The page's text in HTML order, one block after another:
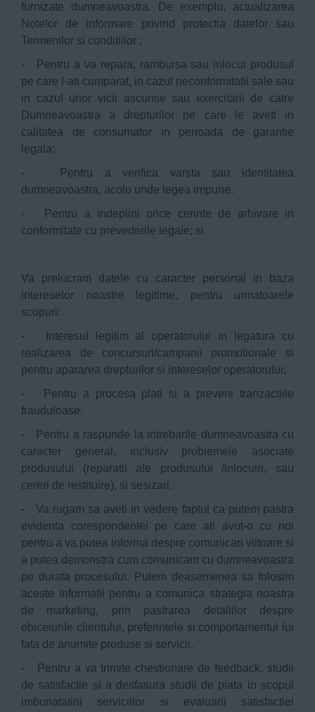
furnizate dumneavoastra. De exemplu, actualizarea
Notelor de informare privind protectia datelor sau
Termenilor si conditiilor ;
- Pentru a va repara, rambursa sau inlocui produsul
pe care l-ati cumparat, in cazul neconformitatii sale sau
in cazul unor vicii ascunse sau exercitarii de catre
Dumneavoastra a drepturilor pe care le aveti in
calitatea de consumator in perioada de garantie
legala;
- Pentru a verifica varsta sau identitatea
dumneavoastra, acolo unde legea impune.
- Pentru a indeplini orice cerinte de arhivare in
conformitate cu prevederile legale; si
Va prelucram datele cu caracter personal in baza
intereselor noastre legitime, pentru urmatoarele
scopuri:
- Interesul legitim al operatorului in legatura cu
realizarea de concursuri/campanii promotionale si
pentru apararea drepturilor si intereselor operatorului;
- Pentru a procesa plati si a preveni tranzactiile
frauduloase.
- Pentru a raspunde la intrebarile dumneavoastra cu
caracter general, inclusiv problemele asociate
produsului (reparatii ale produsului /inlocuiri, sau
cereri de restituire), si sesizari.
- Va rugam sa aveti in vedere faptul ca putem pastra
evidenta corespondentei pe care ati avut-o cu noi
pentru a va putea informa despre comunicari viitoare si
a putea demonstra cum comunicam cu dumneavoastra
pe durata procesului. Putem deasemenea sa folosim
aceste informatii pentru a comunica strategia noastra
de marketing, prin pastrarea detaliilor despre
obiceiurile clientului, preferintele si comportamentul lui
fata de anumite produse si servicii.
- Pentru a va trimite chestionare de feedback, studii
de satisfactie si a desfasura studii de piata in scopul
imbunatatirii serviciilor si evaluarii satisfactiei